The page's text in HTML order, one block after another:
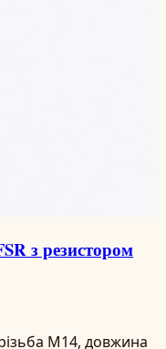
з резистором
M14, довжина